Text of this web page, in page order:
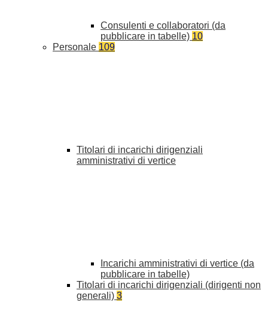
Consulenti e collaboratori (da
pubblicare in tabelle) 10
Personale 109
Titolari di incarichi dirigenziali
amministrativi di vertice
Incarichi amministrativi di vertice (da
pubblicare in tabelle)
Titolari di incarichi dirigenziali (dirigenti non
generali) 3